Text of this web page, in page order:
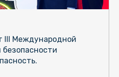
III Международной